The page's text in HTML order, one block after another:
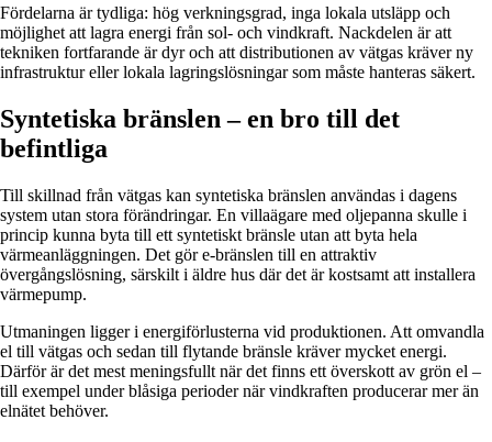
Fördelarna är tydliga: hög verkningsgrad, inga lokala utsläpp och
möjlighet att lagra energi från sol- och vindkraft. Nackdelen är att
tekniken fortfarande är dyr och att distributionen av vätgas kräver ny
infrastruktur eller lokala lagringslösningar som måste hanteras säkert.
Syntetiska bränslen – en bro till det
befintliga
Till skillnad från vätgas kan syntetiska bränslen användas i dagens
system utan stora förändringar. En villaägare med oljepanna skulle i
princip kunna byta till ett syntetiskt bränsle utan att byta hela
värmeanläggningen. Det gör e-bränslen till en attraktiv
övergångslösning, särskilt i äldre hus där det är kostsamt att installera
värmepump.
Utmaningen ligger i energiförlusterna vid produktionen. Att omvandla
el till vätgas och sedan till flytande bränsle kräver mycket energi.
Därför är det mest meningsfullt när det finns ett överskott av grön el –
till exempel under blåsiga perioder när vindkraften producerar mer än
elnätet behöver.